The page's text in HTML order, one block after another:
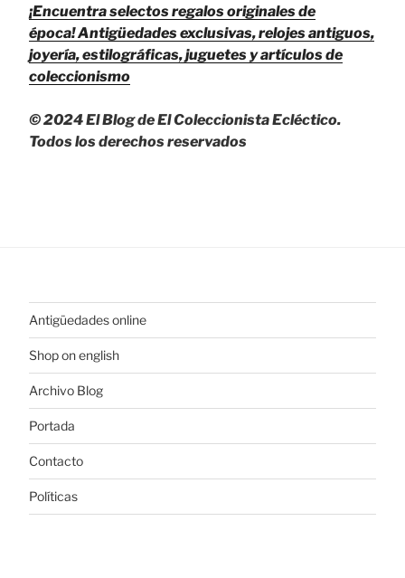
¡Encuentra selectos regalos originales de
época!Antigüedades exclusivas, relojes antiguos,
joyería, estilográficas, juguetes y artículos de
coleccionismo
© 2024 El Blog de El Coleccionista Ecléctico.
Todos los derechos reservados
Antigüedades online
Shop on english
Archivo Blog
Portada
Contacto
Políticas